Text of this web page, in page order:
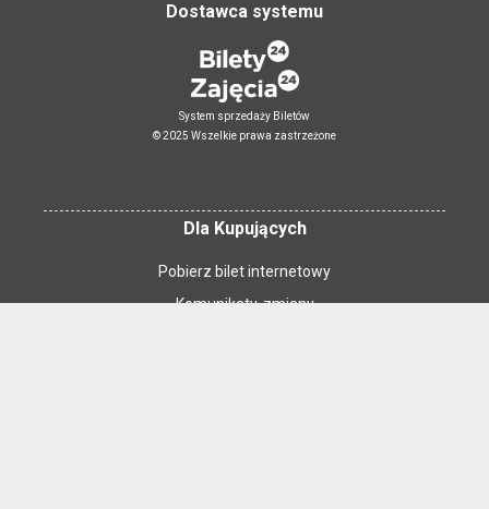
Dostawca systemu
System sprzedaży Biletów
© 2025 Wszelkie prawa zastrzeżone
Dla Kupujących
Pobierz bilet internetowy
Komunikaty, zmiany